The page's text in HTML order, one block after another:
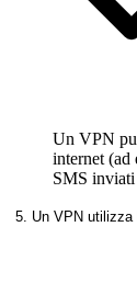
Un VPN
internet (ad
SMS
5. Un VPN utilizza